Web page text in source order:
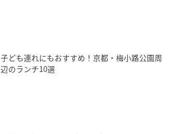
子ども連れにもおすすめ！京都・梅小路公園周
辺のランチ10選